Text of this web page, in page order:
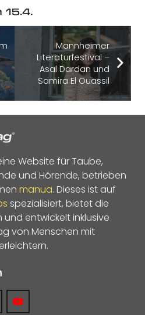
Mannheimer
Literaturfestival –
Asal Dardan und
Samira El Ouassil
Website für Taube,
und Hörende, betrieben
manua. Dieses ist auf
spezialisiert, bietet die
und entwickelt inklusive
von Menschen mit